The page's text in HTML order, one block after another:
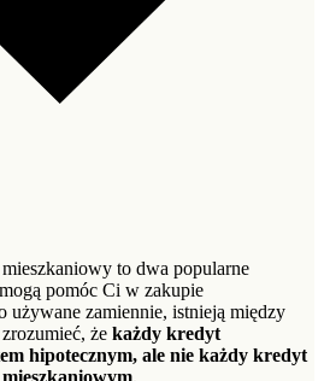
to dwa popularne
pomóc Ci w zakupie
używane zamiennie, istnieją między
że każdy kredyt
hipotecznym, ale nie każdy kredyt